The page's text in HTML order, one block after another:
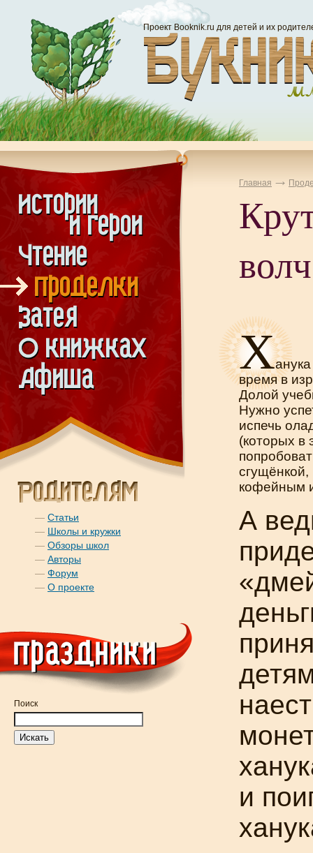
Проект Booknik.ru для детей и их
— Статьи
— Школы и кружки
— Обзоры школ
— Авторы
— Форум
— О проекте
Поиск
Главная
Х
время в
Долой
Нужно
испечь
(которых в
кофейным
А
и